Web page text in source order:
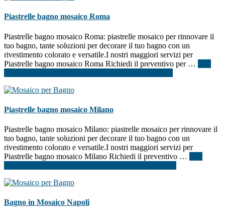
Piastrelle bagno mosaico Roma
Piastrelle bagno mosaico Roma: piastrelle mosaico per rinnovare il
tuo bagno, tante soluzioni per decorare il tuo bagno con un
rivestimento colorato e versatile.I nostri maggiori servizi per
Piastrelle bagno mosaico Roma Richiedi il preventivo per …
Piastrelle bagno mosaico Milano
Piastrelle bagno mosaico Milano: piastrelle mosaico per rinnovare il
tuo bagno, tante soluzioni per decorare il tuo bagno con un
rivestimento colorato e versatile.I nostri maggiori servizi per
Piastrelle bagno mosaico Milano Richiedi il preventivo …
Bagno in Mosaico Napoli